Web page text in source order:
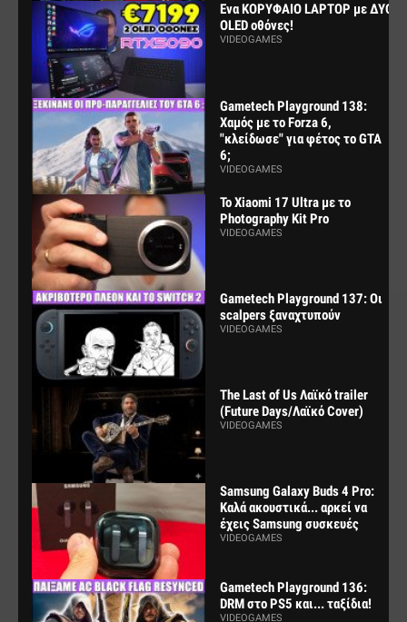
Ενα ΚΟΡΥΦΑΙΟ LAPTOP με ΔΥΟ
OLED οθόνες!
VIDEOGAMES
Gametech Playground 138:
Χαμός με το Forza 6,
"κλείδωσε" για φέτος το GTA
6;
VIDEOGAMES
Το Xiaomi 17 Ultra με το
Photography Kit Pro
VIDEOGAMES
Gametech Playground 137: Οι
scalpers ξαναχτυπούν
VIDEOGAMES
The Last of Us Λαϊκό trailer
(Future Days/Λαϊκό Cover)
VIDEOGAMES
Samsung Galaxy Buds 4 Pro:
Καλά ακουστικά... αρκεί να
έχεις Samsung συσκευές
VIDEOGAMES
Gametech Playground 136:
DRM στο PS5 και... ταξίδια!
VIDEOGAMES